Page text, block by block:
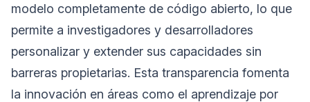
modelo completamente de código abierto, lo que
permite a investigadores y desarrolladores
personalizar y extender sus capacidades sin
barreras propietarias. Esta transparencia fomenta
la innovación en áreas como el aprendizaje por